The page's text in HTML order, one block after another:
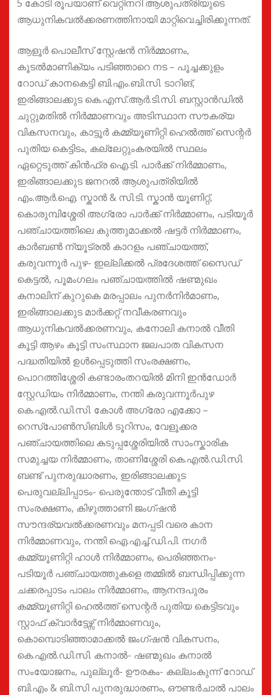
5 കോടി രൂപയാണ് വെറ്റിനറി ആശുപത്രിയുടെ
ആധുനികവൽക്കരണത്തിനായി മാറ്റിവെച്ചിരിക്കുന്നത്.
ആളൂർ പൊലീസ് സ്റ്റേഷൻ നിർമ്മാണം,
കൂടൽമാണിക്യം പടിഞ്ഞാറെ നട – പൂച്ചക്കുളം
റോഡ് കാനകെട്ടി ബി.എം.ബി.സി. ടാറിങ്,
ഇരിങ്ങാലക്കുട കെ.എസ്.ആർ.ടി.സി. ബസ്റ്റാൻഡിൽ
ചുറ്റുമതിൽ നിർമ്മാണവും അടിസ്ഥാന സൗകര്യ
വികസനവും, കാട്ടൂർ കമ്മ്യൂണിറ്റി ഹെൽത്ത് സെന്റർ
പുതിയ കെട്ടിടം, കല്ലേറ്റുംകരയിൽ സ്ഥലം
ഏറ്റെടുത്ത് കിൻഫ്ര ഐ.ടി. പാർക്ക് നിർമ്മാണം,
ഇരിങ്ങാലക്കുട ജനറൽ ആശുപത്രിയിൽ
എം.ആർ.ഐ. സ്കാൻ & സി.ടി. സ്കാൻ യൂണിറ്റ്,
കൊരുമ്പിശ്ശേരി അഗ്രോ പാർക്ക് നിർമ്മാണം, പടിയൂർ
പഞ്ചായത്തിലെ കുത്തുമാക്കൽ ഷട്ടർ നിർമ്മാണം,
കാർബൺ ന്യൂട്രൽ കാറളം പഞ്ചായത്ത്,
കരുവന്നൂർ പുഴ- ഇല്ലിക്കൽ പ്രദേശത്ത് സൈഡ്
കെട്ടൽ, പൂമംഗലം പഞ്ചായത്തിൽ ഷണ്മുഖം
കനാലിന് കുറുകെ മരപ്പാലം പുനർനിർമാണം,
ഇരിങ്ങാലക്കുട മാർക്കറ്റ് നവീകരണവും
ആധുനികവൽക്കരണവും, കനോലി കനാൽ വീതി
കൂട്ടി ആഴം കൂട്ടി സംസ്ഥാന ജലപാത വികസന
പദ്ധതിയിൽ ഉൾപ്പെടുത്തി സംരക്ഷണം,
പൊറത്തിശ്ശേരി കണ്ടാരംതറയിൽ മിനി ഇൻഡോർ
സ്റ്റേഡിയം നിർമ്മാണം, നന്തി കരുവന്നൂർപുഴ
കെ.എൽ.ഡി.സി. കോള്‍ അഗ്രോ എക്കോ –
റെസ്പോൺസിബിൾ ടൂറിസം, വേളൂക്കര
പഞ്ചായത്തിലെ കടുപ്പശ്ശേരിയിൽ സാംസ്കാരിക
സമുച്ചയ നിർമ്മാണം, താണിശ്ശേരി കെ.എൽ.ഡി.സി.
ബണ്ട് പുനരുദ്ധാരണം, ഇരിങ്ങാലക്കുട
പെരുവല്ലിപ്പാടം- പെരുന്തോട് വീതി കൂട്ടി
സംരക്ഷണം, കിഴുത്താണി ജംഗ്ഷൻ
സൗന്ദര്യവൽക്കരണവും മനപ്പടി വരെ കാന
നിർമ്മാണവും, നന്തി ഐ.എച്ച്.ഡി.പി. നഗർ
കമ്മ്യൂണിറ്റി ഹാൾ നിർമ്മാണം, പെരിഞ്ഞനം-
പടിയൂർ പഞ്ചായത്തുകളെ തമ്മിൽ ബന്ധിപ്പിക്കുന്ന
ചക്കരപ്പാടം പാലം നിർമ്മാണം, ആനന്ദപുരം
കമ്മ്യൂണിറ്റി ഹെൽത്ത് സെന്റർ പുതിയ കെട്ടിടവും
സ്റ്റാഫ് ക്വാർട്ടേഴ്സ് നിർമ്മാണവും,
കൊമ്പൊടിഞ്ഞാമാക്കൽ ജംഗ്ഷൻ വികസനം,
കെ.എൽ.ഡി.സി. കനാൽ- ഷണ്മുഖം കനാൽ
സംയോജനം, പുല്ലൂർ- ഊരകം- കല്ലംകുന്ന് റോഡ്
ബി.എം & ബി.സി പുനരുദ്ധാരണം, ഔണ്ടർചാൽ പാലം